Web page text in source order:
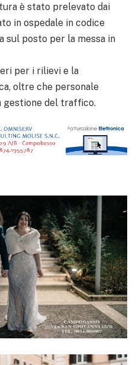
è stato prelevato dai
in ospedale in codice
sul posto per la messa in
per i rilievi e la
oltre che personale
gestione del traffico.